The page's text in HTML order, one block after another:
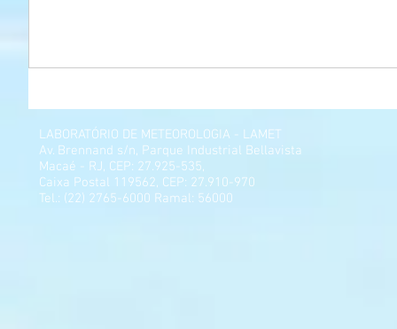
LABORATÓRIO DE METEOROLOGIA - LAMET
Av. Brennand s/n, Parque Industrial Bellavista
Macaé - RJ, CEP: 27.925-535,
Caixa Postal 119562, CEP: 27.910-970
Tel.: (22) 2765-6000 Ramal: 56000